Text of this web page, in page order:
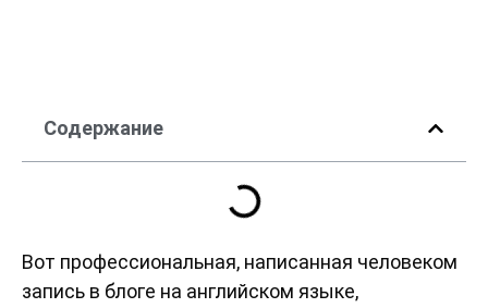
Вот профессиональная, написанная человеком
запись в блоге на английском языке,
Содержание